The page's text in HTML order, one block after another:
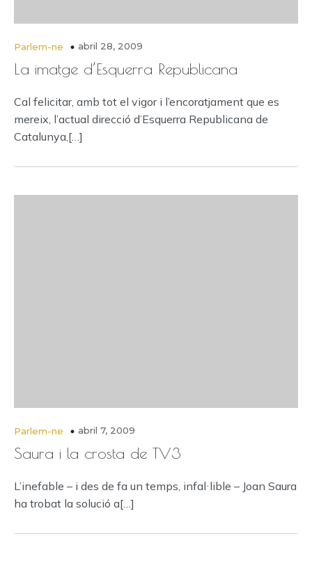
Parlem-ne abril 28, 2009
La imatge d’Esquerra Republicana
Cal felicitar, amb tot el vigor i l’encoratjament que es
mereix, l’actual direcció d’Esquerra Republicana de
Catalunya,[…]
Parlem-ne abril 7, 2009
Saura i la crosta de TV3
L’inefable – i des de fa un temps, infal·lible – Joan Saura
ha trobat la solució a[…]